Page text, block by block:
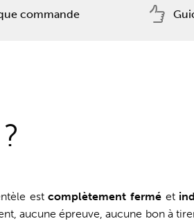
commande
estcomplètement ferméet
aucune épreuve, aucune bon à